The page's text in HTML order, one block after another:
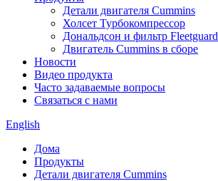
Детали двигателя Cummins
Холсет Турбокомпрессор
Дональдсон и фильтр Fleetguard
Двигатель Cummins в сборе
Новости
Видео продукта
Часто задаваемые вопросы
Связаться с нами
English
Дома
Продукты
Детали двигателя Cummins